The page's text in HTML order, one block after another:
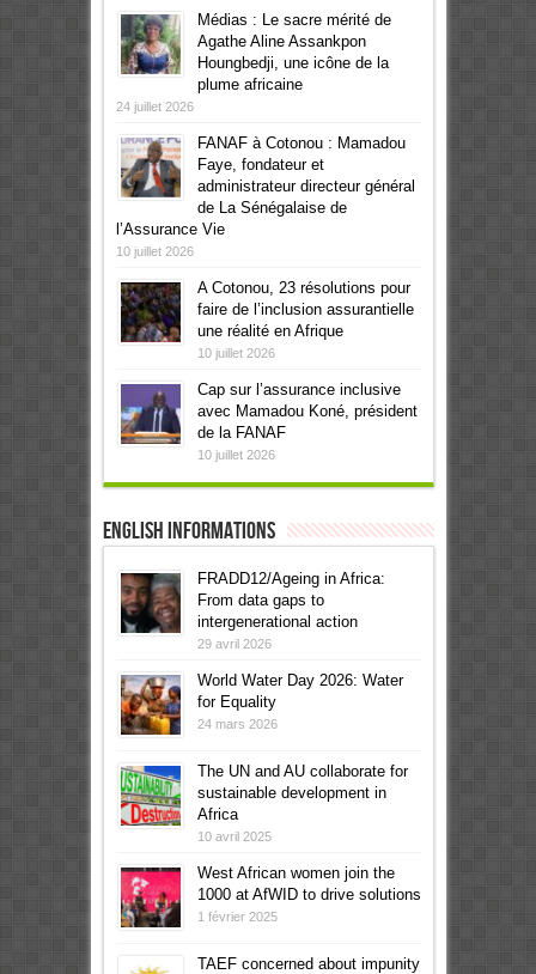
Médias : Le sacre mérité de
Agathe Aline Assankpon
Houngbedji, une icône de la
plume africaine
24 juillet 2026
FANAF à Cotonou : Mamadou
Faye, fondateur et
administrateur directeur général
de La Sénégalaise de
l’Assurance Vie
10 juillet 2026
A Cotonou, 23 résolutions pour
faire de l’inclusion assurantielle
une réalité en Afrique
10 juillet 2026
Cap sur l’assurance inclusive
avec Mamadou Koné, président
de la FANAF
10 juillet 2026
English informations
FRADD12/Ageing in Africa:
From data gaps to
intergenerational action
29 avril 2026
World Water Day 2026: Water
for Equality
24 mars 2026
The UN and AU collaborate for
sustainable development in
Africa
10 avril 2025
West African women join the
1000 at AfWID to drive solutions
1 février 2025
TAEF concerned about impunity